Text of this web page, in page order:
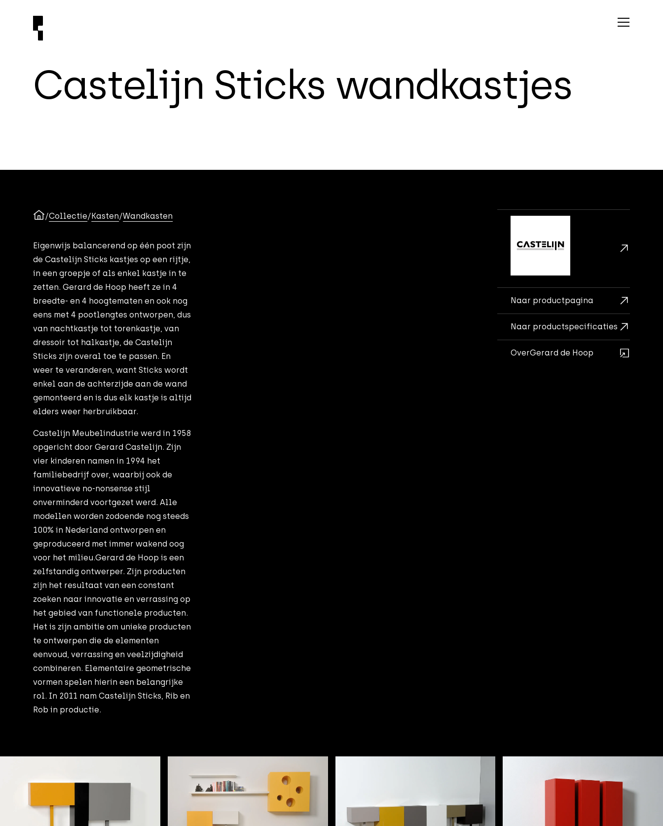
Castelijn Sticks wandkastjes
/Collectie/Kasten/Wandkasten
Eigenwijs balancerend op één poot zijn
de Castelijn Sticks kastjes op een rijtje,
in een groepje of als enkel kastje in te
zetten. Gerard de Hoop heeft ze in 4
breedte- en 4 hoogtematen en ook nog
eens met 4 pootlengtes ontworpen, dus
van nachtkastje tot torenkastje, van
dressoir tot halkastje, de Castelijn
Sticks zijn overal toe te passen. En
weer te veranderen, want Sticks wordt
enkel aan de achterzijde aan de wand
gemonteerd en is dus elk kastje is altijd
elders weer herbruikbaar.
Castelijn Meubelindustrie werd in 1958
opgericht door Gerard Castelijn. Zijn
vier kinderen namen in 1994 het
familiebedrijf over, waarbij ook de
innovatieve no-nonsense stijl
onverminderd voortgezet werd. Alle
modellen worden zodoende nog steeds
100% in Nederland ontworpen en
geproduceerd met immer wakend oog
voor het milieu.Gerard de Hoop is een
zelfstandig ontwerper. Zijn producten
zijn het resultaat van een constant
zoeken naar innovatie en verrassing op
het gebied van functionele producten.
Het is zijn ambitie om unieke producten
te ontwerpen die de elementen
eenvoud, verrassing en veelzijdigheid
combineren. Elementaire geometrische
vormen spelen hierin een belangrijke
rol. In 2011 nam Castelijn Sticks, Rib en
Rob in productie.
Naar productpagina
Naar productspecificaties
OverGerard de Hoop